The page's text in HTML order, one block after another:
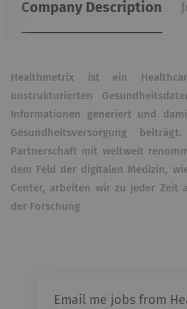
Company Description
Healthmetrix ist ein
unstrukturierten
Informationen generiert und
Gesundheitsversorgung
Partnerschaft mit weltweit
dem Feld der digitalen Medizin,
Center, arbeiten wir zu jeder Zeit
der Forschung
Email me jobs from